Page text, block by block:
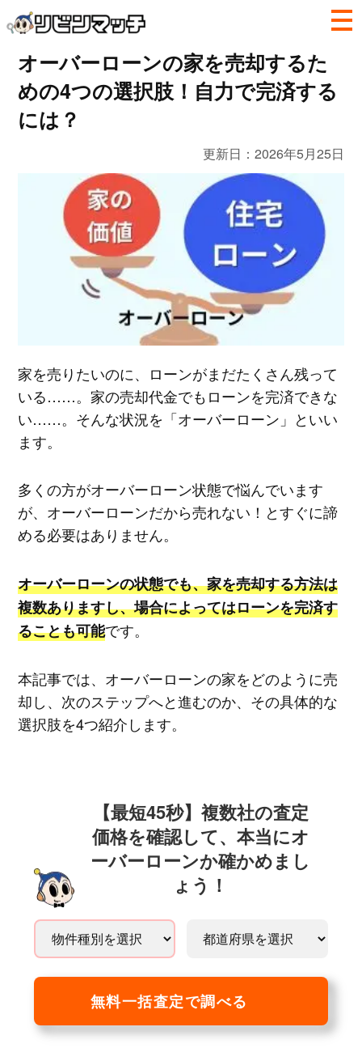
オーバーローンの家を売却するた
めの4つの選択肢！自力で完済する
には？
更新日：2026年5月25日
家を売りたいのに、ローンがまだたくさん残って
いる……。家の売却代金でもローンを完済できな
い……。そんな状況を「オーバーローン」といい
ます。
多くの方がオーバーローン状態で悩んでいます
が、オーバーローンだから売れない！とすぐに諦
める必要はありません。
オーバーローンの状態でも、家を売却する方法は
複数ありますし、場合によってはローンを完済す
ることも可能です。
本記事では、オーバーローンの家をどのように売
却し、次のステップへと進むのか、その具体的な
選択肢を4つ紹介します。
【最短45秒】複数社の査定
価格を確認して、本当にオ
ーバーローンか確かめまし
ょう！
無料一括査定で調べる